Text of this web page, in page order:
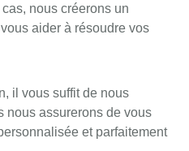
nous créerons un
aider à résoudre vos
il vous suffit de nous
nous assurerons de vous
et parfaitement